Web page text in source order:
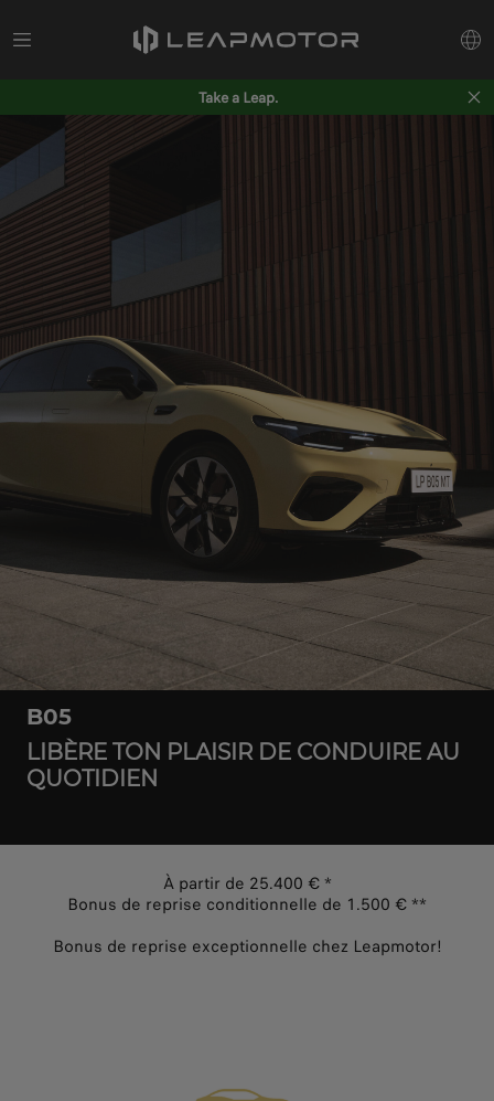
Take a Leap.
B05
LIBÈRE TON PLAISIR DE CONDUIRE AU
QUOTIDIEN
À partir de 25.400 € *
Bonus de reprise conditionnelle de 1.500 € **
Bonus de reprise exceptionnelle chez Leapmotor!